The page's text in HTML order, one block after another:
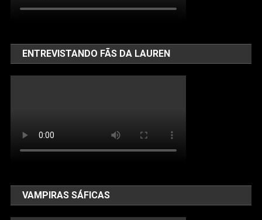
ENTREVISTANDO FÃS DA LAUREN
VAMPIRAS SÁFICAS